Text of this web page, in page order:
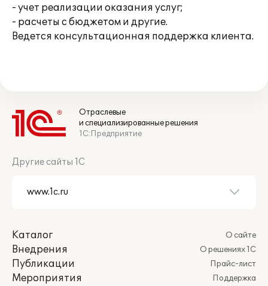
- учет реализации оказания услуг;
- расчеты с бюджетом и другие.
Ведется консультационная поддержка клиента.
Отраслевые
и специализированные решения
1С:Предприятие
Другие сайты 1С
Каталог
Внедрения
Публикации
Мероприятия
О сайте
О решениях 1С
Прайс-лист
Поддержка